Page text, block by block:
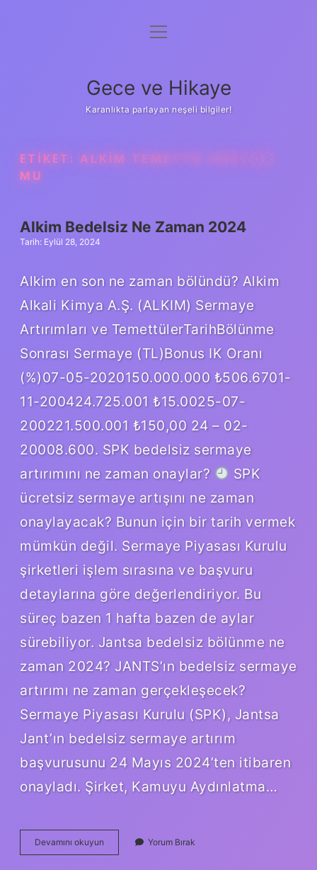
Anasayfa
Yasal Uyarı
menüyü
Gece ve Hikaye
Karanlıkta parlayan neşeli bilgiler!
ETIKET: ALKIM TEMETTÜ VERIYOR
MU
Alkim Bedelsiz Ne Zaman 2024
Tarih: Eylül 28, 2024
Alkim en son ne zaman bölündü? Alkim
Alkali Kimya A.Ş. (ALKIM) Sermaye
Artırımları ve TemettülerTarihBölünme
Sonrası Sermaye (TL)Bonus IK Oranı
(%)07-05-2020150.000.000 ₺506.6701-
11-200424.725.001 ₺15.0025-07-
200221.500.001 ₺150,00 24 – 02-
20008.600. SPK bedelsiz sermaye
artırımını ne zaman onaylar?
SPK
ücretsiz sermaye artışını ne zaman
onaylayacak? Bunun için bir tarih vermek
mümkün değil. Sermaye Piyasası Kurulu
şirketleri işlem sırasına ve başvuru
detaylarına göre değerlendiriyor. Bu
süreç bazen 1 hafta bazen de aylar
sürebiliyor. Jantsa bedelsiz bölünme ne
zaman 2024? JANTS’ın bedelsiz sermaye
artırımı ne zaman gerçekleşecek?
Sermaye Piyasası Kurulu (SPK), Jantsa
Jant’ın bedelsiz sermaye artırım
başvurusunu 24 Mayıs 2024’ten itibaren
onayladı. Şirket, Kamuyu Aydınlatma…
Devamını okuyun
Bedelsiz
Yorum Bırak